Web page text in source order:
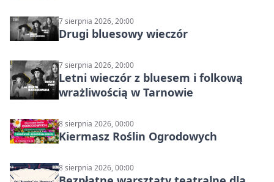
7 sierpnia 2026, 20:00
Drugi bluesowy wieczór
7 sierpnia 2026, 20:00
Letni wieczór z bluesem i folkową
wrażliwością w Tarnowie
8 sierpnia 2026, 00:00
Kiermasz Roślin Ogrodowych
8 sierpnia 2026, 00:00